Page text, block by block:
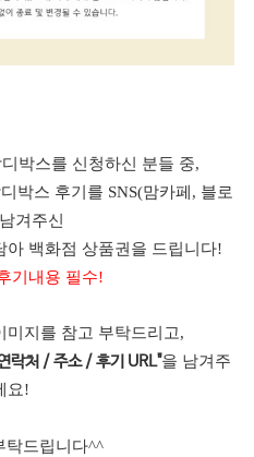
박스를 신청하신 분들 중,
박스 후기를 SNS(맘카페, 블로
겨주신
아 백화점 상품권을 드립니다!
기내용 필수!
미지를 참고 부탁드리고,
락처 / 주소 / 후기 URL"을 남겨주
요!
탁드립니다^^